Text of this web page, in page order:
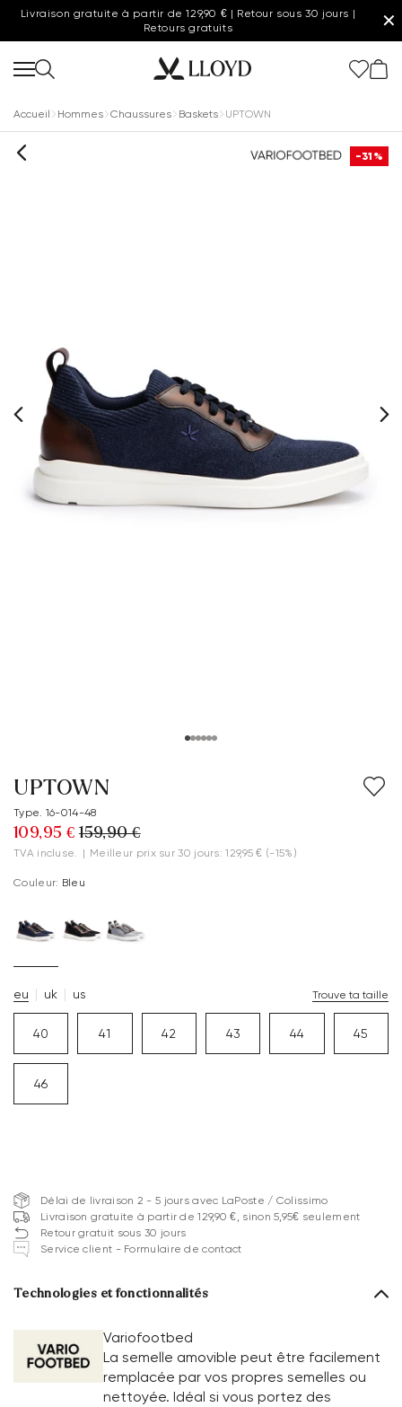
Livraison gratuite à partir de 129,90 € | Retour sous 30 jours |
Retours gratuits
✕
Accueil Hommes Chaussures Baskets UPTOWN
-31%
UPTOWN
Type. 16-014-48
109,95 € 159,90 €
TVA incluse. | Meilleur prix sur 30 jours: 129,95 € (-15%)
Couleur: Bleu
eu uk us Trouve ta taille
40 41 42 43 44 45
46
Délai de livraison 2 - 5 jours avec LaPoste / Colissimo
Livraison gratuite à partir de 129,90 €, sinon 5,95€ seulement
Retour gratuit sous 30 jours
Service client - Formulaire de contact
Technologies et fonctionnalités
Variofootbed
La semelle amovible peut être facilement
remplacée par vos propres semelles ou
nettoyée. Idéal si vous portez des